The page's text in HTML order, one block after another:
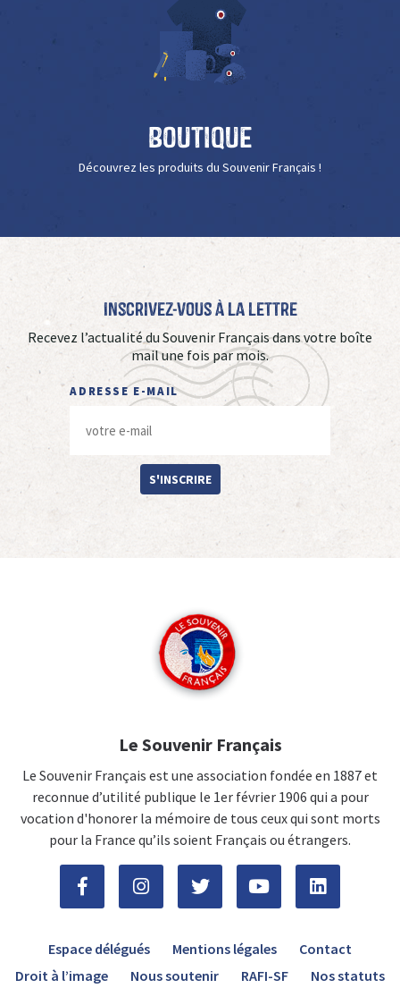
Boutique
Découvrez les produits du Souvenir Français !
Inscrivez-vous à La Lettre
Recevez l’actualité du Souvenir Français dans votre boîte
mail une fois par mois.
ADRESSE E-MAIL
S'INSCRIRE
Le Souvenir Français
Le Souvenir Français est une association fondée en 1887 et
reconnue d’utilité publique le 1er février 1906 qui a pour
vocation d'honorer la mémoire de tous ceux qui sont morts
pour la France qu’ils soient Français ou étrangers.
Espace délégués Mentions légales
Contact
Droit à l’image
Nous soutenir RAFI-SF Nos statuts